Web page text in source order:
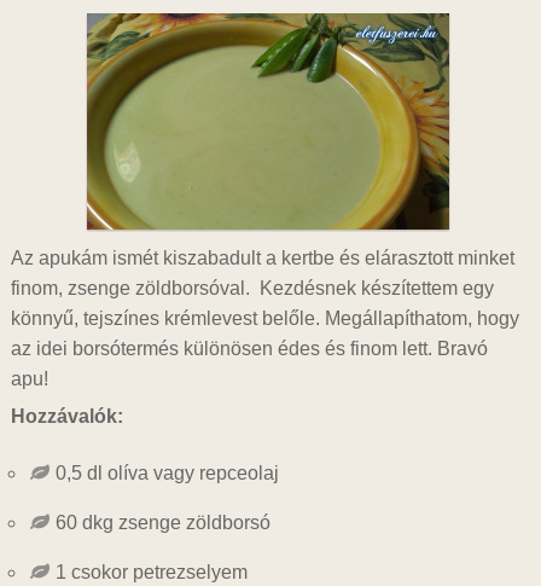
Az apukám ismét kiszabadult a kertbe és elárasztott minket
finom, zsenge zöldborsóval. Kezdésnek készítettem egy
könnyű, tejszínes krémlevest belőle. Megállapíthatom, hogy
az idei borsótermés különösen édes és finom lett. Bravó
apu!
Hozzávalók:
0,5 dl olíva vagy repceolaj
60 dkg zsenge zöldborsó
1 csokor petrezselyem